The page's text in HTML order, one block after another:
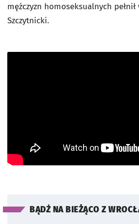
mężczyzn homoseksualnych pełnił
Szczytnicki.
BĄDŹ NA BIEŻĄCO Z